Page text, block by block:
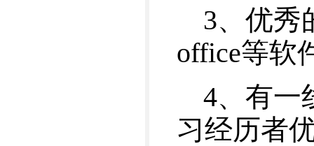
3、优秀
office等软
4、有一
习经历者